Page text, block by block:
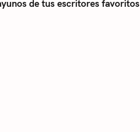
de tus escritores favoritos